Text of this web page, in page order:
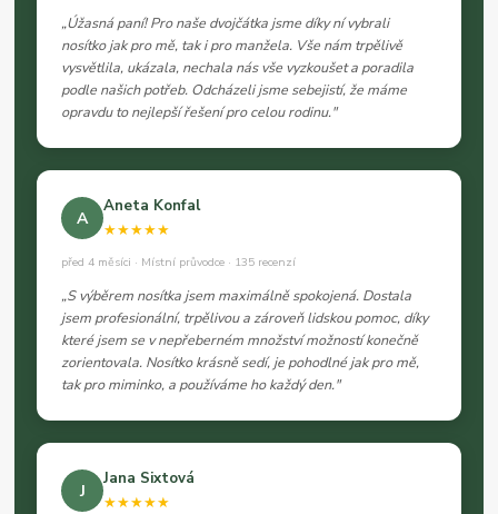
„Úžasná paní! Pro naše dvojčátka jsme díky ní vybrali
nosítko jak pro mě, tak i pro manžela. Vše nám trpělivě
vysvětlila, ukázala, nechala nás vše vyzkoušet a poradila
podle našich potřeb. Odcházeli jsme sebejistí, že máme
opravdu to nejlepší řešení pro celou rodinu."
A
Aneta Konfal
★★★★★
před 4 měsíci · Místní průvodce · 135 recenzí
„S výběrem nosítka jsem maximálně spokojená. Dostala
jsem profesionální, trpělivou a zároveň lidskou pomoc, díky
které jsem se v nepřeberném množství možností konečně
zorientovala. Nosítko krásně sedí, je pohodlné jak pro mě,
tak pro miminko, a používáme ho každý den."
J
Jana Sixtová
★★★★★